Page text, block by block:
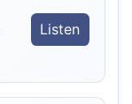
Listen